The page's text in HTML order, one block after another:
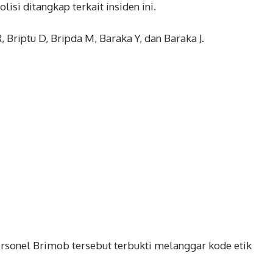
ditangkap terkait insiden ini.
D, Bripda M, Baraka Y, dan Baraka J.
Brimob tersebut terbukti melanggar kode etik